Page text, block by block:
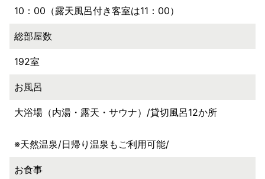
10：00（露天風呂付き客室は11：00）
総部屋数
192室
お風呂
大浴場（内湯・露天・サウナ）/貸切風呂12か所
※天然温泉/日帰り温泉もご利用可能/
お食事